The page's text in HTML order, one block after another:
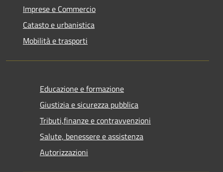
Imprese e Commercio
Catasto e urbanistica
Mobilità e trasporti
Educazione e formazione
Giustizia e sicurezza pubblica
Tributi,finanze e contravvenzioni
Salute, benessere e assistenza
Autorizzazioni